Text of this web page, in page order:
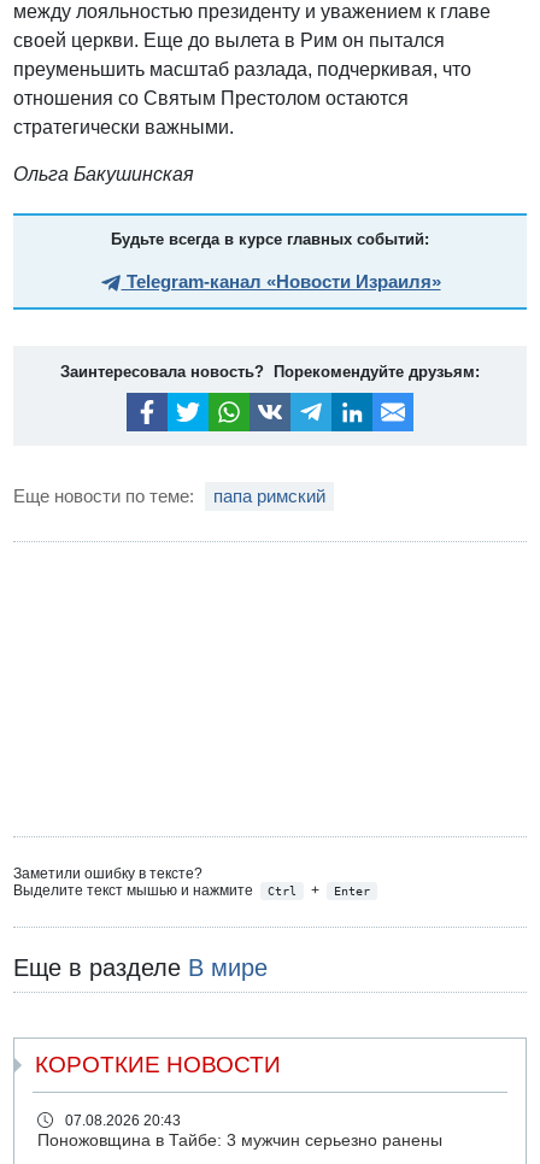
между лояльностью президенту и уважением к главе
своей церкви. Еще до вылета в Рим он пытался
преуменьшить масштаб разлада, подчеркивая, что
отношения со Святым Престолом остаются
стратегически важными.
Ольга Бакушинская
Будьте всегда в курсе главных событий:
Telegram-канал «Новости Израиля»
Заинтересовала новость? Порекомендуйте друзьям:
Еще новости по теме: папа римский
Заметили ошибку в тексте?
Выделите текст мышью и нажмите
Ctrl + Enter
Еще в разделе В мире
КОРОТКИЕ НОВОСТИ
07.08.2026 20:43
Поножовщина в Тайбе: 3 мужчин серьезно ранены